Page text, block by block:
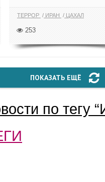
ТЕРРОР ИРАН ЦАХАЛ
253
ПОКАЗАТЬ ЕЩЁ
по тегу “